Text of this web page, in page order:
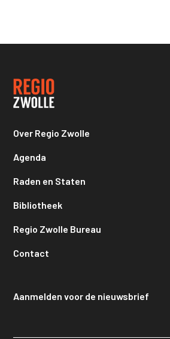
Over Regio Zwolle
Agenda
Raden en Staten
Bibliotheek
Regio Zwolle Bureau
Contact
Aanmelden voor de nieuwsbrief